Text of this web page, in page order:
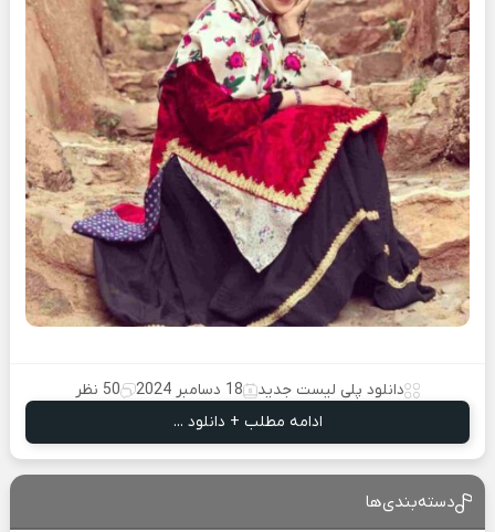
دانلود پلی لیست جدید 18 دسامبر 2024
50 نظر
ادامه مطلب + دانلود ...
دسته‌بندی‌ها